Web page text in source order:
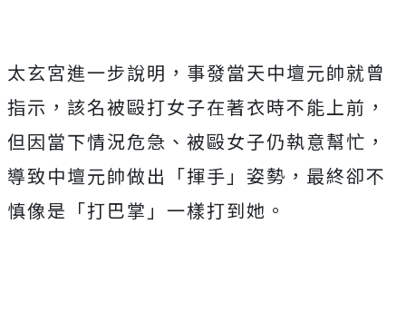
太玄宮進一步說明，事發當天中壇元帥就曾
指示，該名被毆打女子在著衣時不能上前，
但因當下情況危急、被毆女子仍執意幫忙，
導致中壇元帥做出「揮手」姿勢，最終卻不
慎像是「打巴掌」一樣打到她。